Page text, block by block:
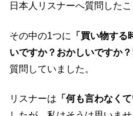
日本人リスナーへ質問したこ
その中の1つに
「買い物す
いですか？おかしいですか
質問していました。
リスナーは 「何も言わなくて